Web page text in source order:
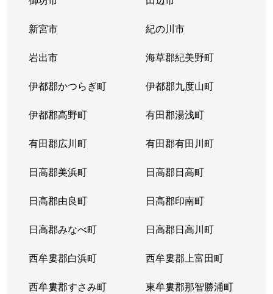
新宮市 紀の川市
岩出市 海草郡紀美野町
伊都郡かつらぎ町 伊都郡九度山町
伊都郡高野町 有田郡湯浅町
有田郡広川町 有田郡有田川町
日高郡美浜町 日高郡日高町
日高郡由良町 日高郡印南町
日高郡みなべ町 日高郡日高川町
西牟婁郡白浜町 西牟婁郡上富田町
西牟婁郡すさみ町 東牟婁郡那智勝浦町